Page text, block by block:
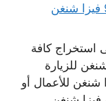
مكتب استخراج فيزا شنغن 98951133 فيزا شنغن
استخراج كافة
للزيارة
شنغن للأعمال أو